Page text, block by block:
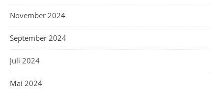
November 2024
September 2024
Juli 2024
Mai 2024